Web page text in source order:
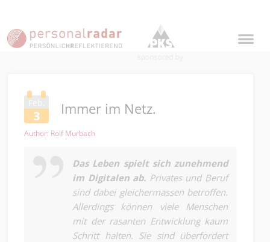
Feb.
3 Immer im Netz.
Author: Rolf Murbach
Das Leben spielt sich zunehmend
im Digitalen ab. Privates und Beruf
sind dabei gleichermassen betroffen.
Allerdings können viele Menschen
mit der rasanten Entwicklung kaum
Schritt halten. Sie sind überfordert